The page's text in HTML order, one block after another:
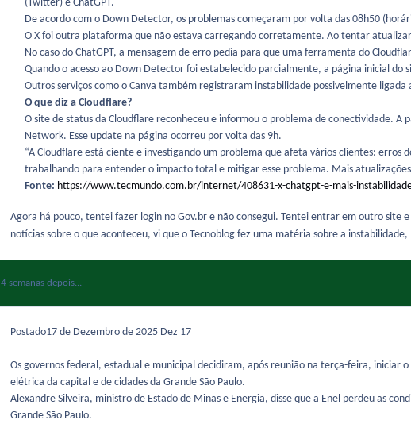
(Twitter) e ChatGPT.
De acordo com o Down Detector, os problemas começaram por volta das 08h50
O X foi outra plataforma que não estava carregando corretamente. Ao tentar
No caso do ChatGPT, a mensagem de erro pedia para que uma ferramenta do
Quando o acesso ao Down Detector foi estabelecido parcialmente, a página inicial do
Outros serviços como o Canva também registraram instabilidade possivelmente ligada
O que diz a Cloudflare?
O site de status da Cloudflare reconheceu e informou o problema de conectividade.
Network. Esse update na página ocorreu por volta das 9h.
“A Cloudflare está ciente e investigando um problema que afeta vários clientes: erros
trabalhando para entender o impacto total e mitigar esse problema. Mais
Fonte: https://www.tecmundo.com.br/internet/408631-x-chatgpt-e-mais-
Agora há pouco, tentei fazer login no Gov.br e não consegui. Tentei entrar em outro
notícias sobre o que aconteceu, vi que o Tecnoblog fez uma matéria sobre a
4 semanas depois...
Postado17 de Dezembro de 2025 Dez 17
Os governos federal, estadual e municipal decidiram, após reunião na terça-feira, iniciar
elétrica da capital e de cidades da Grande São Paulo.
Alexandre Silveira, ministro de Estado de Minas e Energia, disse que a Enel perdeu as
Grande São Paulo.